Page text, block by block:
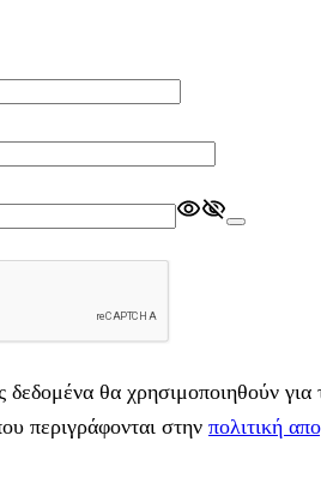
θα χρησιμοποιηθούν για
περιγράφονται στην πολιτική